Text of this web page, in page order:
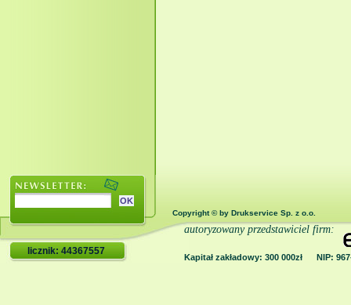
Copyright © by Drukservice Sp. z o.o.
licznik: 44367557
autoryzowany przedstawiciel firm:
Kapitał zakładowy: 300 000zł NIP: